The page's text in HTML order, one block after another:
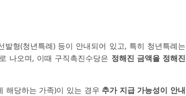
형(청년특례) 등이 안내되어 있고, 특히 청년특례는
나오며, 이때 구직촉진수당은 정해진 금액을 정해진
해당하는 가족)이 있는 경우 추가 지급 가능성이 안내